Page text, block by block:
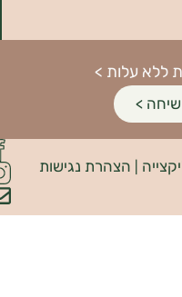
>
נגישות האתר:
INDIANA